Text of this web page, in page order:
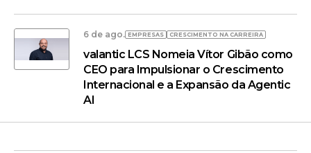
6 de ago. EMPRESAS CRESCIMENTO NA CARREIRA
valantic LCS Nomeia Vítor Gibão como
CEO para Impulsionar o Crescimento
Internacional e a Expansão da Agentic
AI